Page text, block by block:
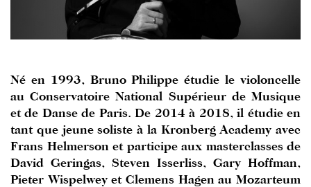
Né en 1993, Bruno Philippe étudie le violoncelle
au Conservatoire National Supérieur de Musique
et de Danse de Paris. De 2014 à 2018, il étudie en
tant que jeune soliste à la Kronberg Academy avec
Frans Helmerson et participe aux masterclasses de
David Geringas, Steven Isserliss, Gary Hoffman,
Pieter Wispelwey et Clemens Hagen au Mozarteum